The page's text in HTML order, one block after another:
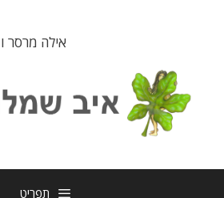
אילה מרסר ווד: 052-
תפריט